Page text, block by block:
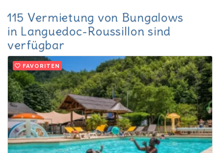
115 Vermietung von Bungalows
in Languedoc-Roussillon sind
verfügbar
FAVORITEN